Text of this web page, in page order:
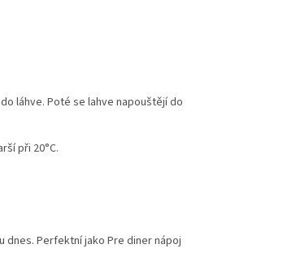
láhve. Poté se lahve napouštějí do
při 20°C.
dnes. Perfektní jako Pre diner nápoj